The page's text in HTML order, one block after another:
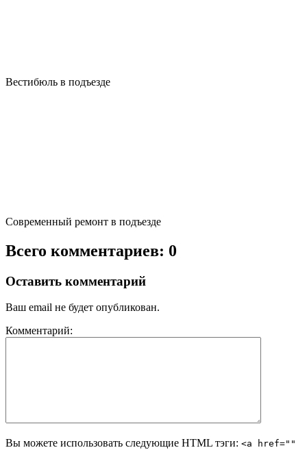
Вестибюль в подъезде
Современный ремонт в подъезде
Всего комментариев: 0
Оставить комментарий
Ваш email не будет опубликован.
Комментарий:
Вы можете использовать следующие HTML тэги: <a href=""